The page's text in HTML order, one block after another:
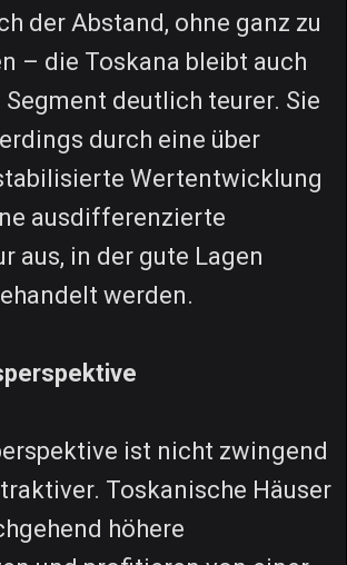
der Abstand, ohne ganz zu
– die Toskana bleibt auch
deutlich teurer. Sie
durch eine über
Wertentwicklung
ausdifferenzierte
aus, in der gute Lagen
werden.
ist nicht zwingend
Toskanische Häuser
höhere